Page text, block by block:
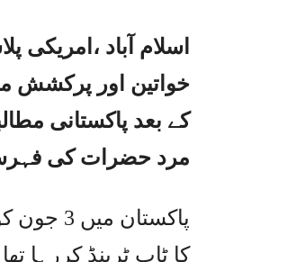
اسلام آباد
خواتین اور پرکشش
کے بعد پاکستانی
مرد حضرات کی
کا ٹاپ ٹرینڈ کررہا